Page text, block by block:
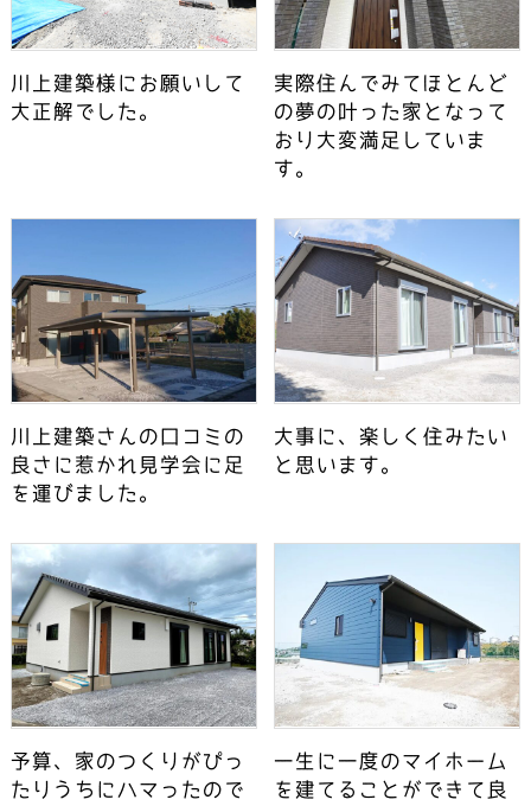
川上建築様にお願いして
大正解でした。
実際住んでみてほとんど
の夢の叶った家となって
おり大変満足していま
す。
川上建築さんの口コミの
良さに惹かれ見学会に足
を運びました。
大事に、楽しく住みたい
と思います。
予算、家のつくりがぴっ
たりうちにハマったので
一生に一度のマイホーム
を建てることができて良